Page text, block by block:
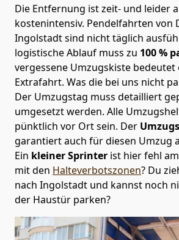
Die Entfernung ist zeit- und leider
kostenintensiv. Pendelfahrten von
Ingolstadt sind nicht täglich
logistische Ablauf muss zu 100 %
vergessene Umzugskiste bedeutet
Extrafahrt. Was die bei uns nicht
Der Umzugstag muss detailliert
umgesetzt werden. Alle
pünktlich vor Ort sein. Der
garantiert auch für diesen Umzug
Ein kleiner Sprinter ist hier fehl
mit den Halteverbotszonen? Du
nach Ingolstadt und kannst noch
der Haustür parken?